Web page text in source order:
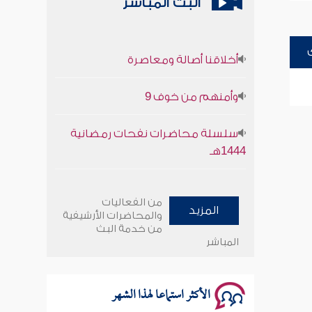
1444هـ
وأمنهم من خوف 9
سلسلة محاضرات نفحات رمضانية
المزيد
من الفعاليات
والمحاضرات الأرشيفية
من خدمة البث
المباشر
الأكثر استماعا لهذا الشهر